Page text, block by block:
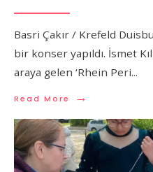
Basri Çakır / Krefeld
bir konser yapıldı. İsmet
araya gelen ‘Rhein Peri...
Read More →